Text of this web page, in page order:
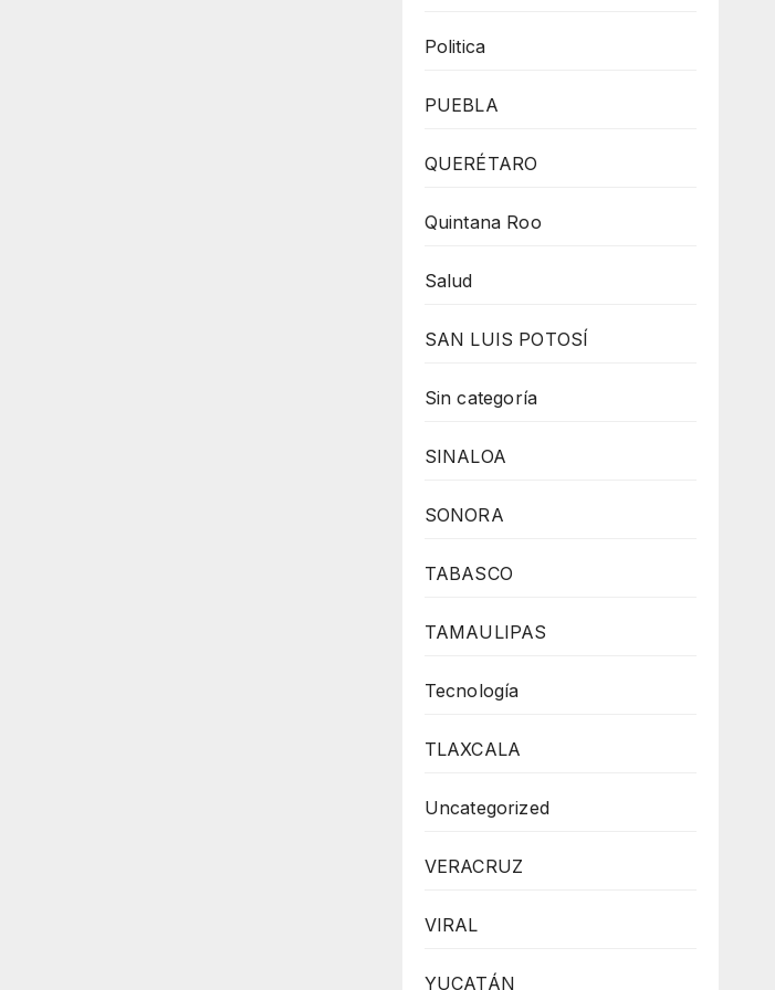
Politica
PUEBLA
QUERÉTARO
Quintana Roo
Salud
SAN LUIS POTOSÍ
Sin categoría
SINALOA
SONORA
TABASCO
TAMAULIPAS
Tecnología
TLAXCALA
Uncategorized
VERACRUZ
VIRAL
YUCATÁN